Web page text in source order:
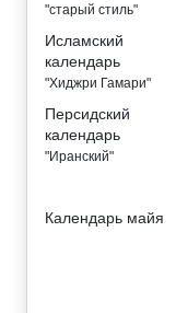
"старый стиль"
Исламский
календарь
"Хиджри Гамари"
Персидский
календарь
"Иранский"
Календарь майя